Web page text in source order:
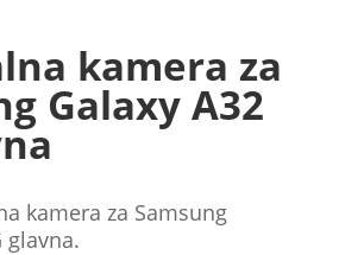
kamera za
Galaxy A32
kamera za Samsung
glavna.